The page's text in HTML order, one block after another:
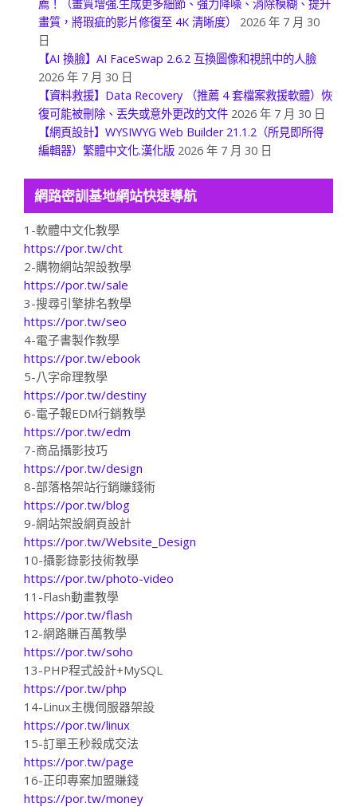
薦！（畫質增強.生成更多細節、強力降噪、消除模糊、提升
畫質，將瑕疵的影片修復至 4K 清晰度）
2026 年 7 月 30
日
【AI 換臉】AI FaceSwap 2.6.2 互換圖像和視訊中的人臉
2026 年 7 月 30 日
【資料救援】Data Recovery （推薦 4 套檔案救援軟體）恢
復可能被刪除、丟失或意外更改的文件 2026 年 7 月 30 日
【網頁設計】WYSIWYG Web Builder 21.1.2（所見即所得
編輯器）繁體中文化.漢化版 2026 年 7 月 30 日
網路密訓基地網站快速導航
1-軟體中文化教學
https://por.tw/cht
2-購物網站架設教學
https://por.tw/sale
3-搜尋引擎排名教學
https://por.tw/seo
4-電子書製作教學
https://por.tw/ebook
5-八字命理教學
https://por.tw/destiny
6-電子報EDM行銷教學
https://por.tw/edm
7-商品攝影技巧
https://por.tw/design
8-部落格架站行銷賺錢術
https://por.tw/blog
9-網站架設網頁設計
https://por.tw/Website_Design
10-攝影錄影技術教學
https://por.tw/photo-video
11-Flash動畫教學
https://por.tw/flash
12-網路賺百萬教學
https://por.tw/soho
13-PHP程式設計+MySQL
https://por.tw/php
14-Linux主機伺服器架設
https://por.tw/linux
15-訂單王秒殺成交法
https://por.tw/page
16-正印專案加盟賺錢
https://por.tw/money